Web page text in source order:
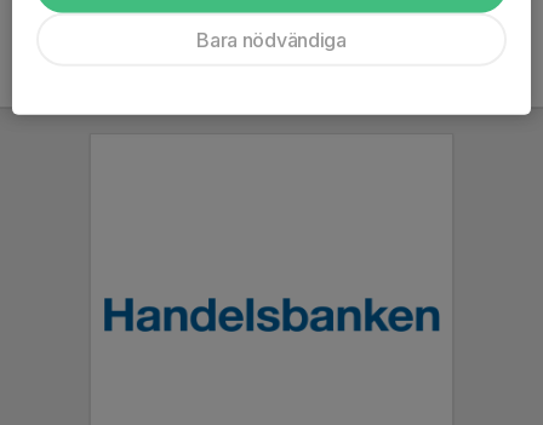
Bara nödvändiga